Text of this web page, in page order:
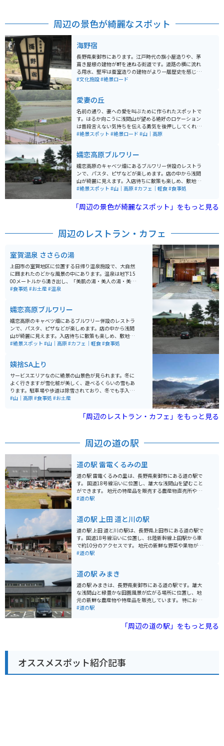
周辺の景色が綺麗なスポット
海野宿
長野県東御市にあります。江戸時代の旗小屋造りや、茅
葺き屋根の建物が軒を連ねる街道です。道路の横に流れ
る用水、堅牢は蚕室造りの建物がより一層歴史を感じさ
せています。昭和61年に【日本の道百選】に選ばれ、翌
もありますので観光も十分にできます。
#文化施設#絶景ロード
愛妻の丘
名前の通り、妻への愛を叫ぶために作られたスポットで
す。はるか向こうに浅間山が望める絶好のロケーション
は普段言えない気持ちを伝える勇気を後押ししてくれま
す。丘には四季折々の花が植えられており、デートスポ
#絶景スポット #絶景ロード #山｜高原
嬬恋高原ブルワリー
嬬恋高原のキャベツ畑にあるブルワリー併設のレストラ
ンで、パスタ、ピザなどが楽しめます。店の中から浅間
山が綺麗に見えます。入店待ちに散策も楽しめ、敷地内
で近隣農家の野菜なども買えたりします。嬬恋パノラマ
#絶景スポット #山｜高原#カフェ｜軽食#食事処
「周辺の景色が綺麗なスポット」をもっと見る
周辺のレストラン・カフェ
室賀温泉 ささらの湯
上田市の室賀地区に位置する日帰り温泉施設で、大自然
に囲まれたのどかな風景の中にあります。温泉は地下15
00メートルから湧き出し、「美肌の湯・美人の湯・美粧
水の湯」の名で知られています。水質は「単純硫黄泉」
露天風呂・サウナが併設されています。男女の入浴エリ
アは月代わりで交代します。飲泉所もあり、五感を使っ
て温泉を堪能することができます。 営業時間は朝風呂が
5時から8時（最終受付7時30分、入浴は7時45分ま
で）、昼・夜風呂が10時から21時（最終受付20時20
所も併設されており、一日ゆっくり楽しむことができま
す。お蕎麦は麺のコシがかなり強く、とても美味しいで
す。
#食事処 #お土産#温泉
嬬恋高原ブルワリー
嬬恋高原のキャベツ畑にあるブルワリー併設のレストラ
ンで、パスタ、ピザなどが楽しめます。店の中から浅間
山が綺麗に見えます。入店待ちに散策も楽しめ、敷地内
で近隣農家の野菜なども買えたりします。嬬恋パノラマ
#絶景スポット #山｜高原#カフェ｜軽食#食事処
姨捨SA上り
サービスエリアなのに絶景の山景色が見られます。冬に
よく行きますが雪化粧が美しく、遊べるくらいの雪もあ
ります。駐車場や歩道は除雪されており、冬でも手入れ
が行き届いていると感じます。フードが美味しいのも嬉
#山｜高原#食事処 #お土産
「周辺のレストラン・カフェ」をもっと見る
周辺の道の駅
道の駅 雷電くるみの里
道の駅 雷電くるみの里は、長野県東御市にある道の駅で
す。 国道18号線沿いに位置し、雄大な浅間山を望むこと
ができます。 地元の特産品を販売する農産物直売所や、
地元食材を使った食事を提供するレストランがありま
駐車場も広々としています。 浅間山麓の景観を楽しみな
がら、地元の美味しいものを堪能できる道の駅です。
#道の駅
道の駅 上田 道と川の駅
道の駅 上田 道と川の駅は、長野県上田市にある道の駅で
す。国道18号線沿いに位置し、北陸新幹線上田駅から車
で約10分のアクセスです。 地元の新鮮な野菜や果物が並
ぶ農産物直売所が人気です。特にりんごは有名で、様々
信州そばや上田市のB級グルメ「美味だれ焼き鳥」もお
すすめです。 バイクで訪れる場合、道の駅には広い駐車
場が完備されているので安心です。周辺には、真田氏ゆ
かりの上田城跡公園や、別所温泉など観光スポットも点
在しています。 道の駅 上田 道と川の駅は、観光情報収集
#道の駅
道の駅 みまき
道の駅 みまきは、長野県東御市にある道の駅です。雄大
な浅間山と緑豊かな田園風景が広がる場所に位置し、地
元の新鮮な農産物や特産品を販売しています。 特におす
すめは、地元産の新鮮な野菜や果物を使ったソフトクリ
手打ちそばも人気があります。バイクで訪れる際は、道
の駅の駐車場にバイク専用の駐車スペースがあるので安
ださい。
#道の駅
「周辺の道の駅」をもっと見る
オススメスポット紹介記事